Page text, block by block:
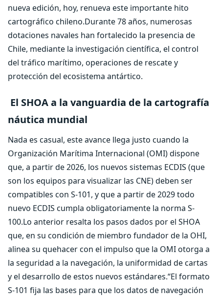
nueva edición, hoy, renueva este importante hito
cartográfico chileno.Durante 78 años, numerosas
dotaciones navales han fortalecido la presencia de
Chile, mediante la investigación científica, el control
del tráfico marítimo, operaciones de rescate y
protección del ecosistema antártico.
El SHOA a la vanguardia de la cartografía
náutica mundial
Nada es casual, este avance llega justo cuando la
Organización Marítima Internacional (OMI) dispone
que, a partir de 2026, los nuevos sistemas ECDIS (que
son los equipos para visualizar las CNE) deben ser
compatibles con S-101, y que a partir de 2029 todo
nuevo ECDIS cumpla obligatoriamente la norma S-
100.Lo anterior resalta los pasos dados por el SHOA
que, en su condición de miembro fundador de la OHI,
alinea su quehacer con el impulso que la OMI otorga a
la seguridad a la navegación, la uniformidad de cartas
y el desarrollo de estos nuevos estándares.“El formato
S-101 fija las bases para que los datos de navegación